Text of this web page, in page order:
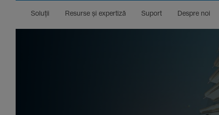
Soluții Resurse și exper­tiză Suport Despre noi